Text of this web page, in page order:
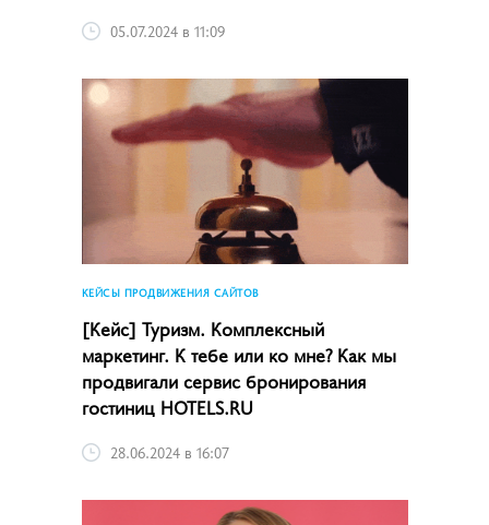
05.07.2024 в 11:09
КЕЙСЫ ПРОДВИЖЕНИЯ САЙТОВ
[Кейс] Туризм. Комплексный
маркетинг. К тебе или ко мне? Как мы
продвигали сервис бронирования
гостиниц HOTELS.RU
28.06.2024 в 16:07